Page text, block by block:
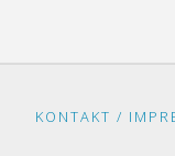
KONTAKT /